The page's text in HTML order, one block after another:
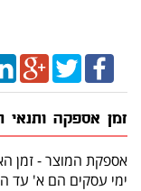
זמן אספקה ותנאי
אספקת המוצר - זמן האספקה עד 3 ימי
ימי עסקים הם א' עד ה'.